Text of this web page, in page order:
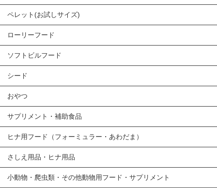
ペレット(お試しサイズ)
ローリーフード
ソフトビルフード
シード
おやつ
サプリメント・補助食品
ヒナ用フード（フォーミュラー・あわだま）
さしえ用品・ヒナ用品
小動物・爬虫類・その他動物用フード・サプリメント